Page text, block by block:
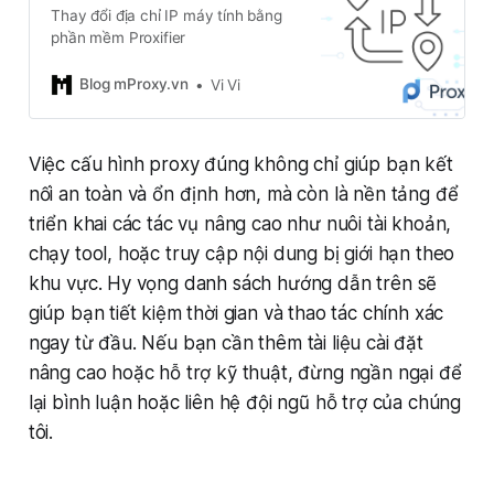
Thay đổi địa chỉ IP máy tính bằng
phần mềm Proxifier
Blog mProxy.vn Vi Vi
Việc cấu hình proxy đúng không chỉ giúp bạn kết
nối an toàn và ổn định hơn, mà còn là nền tảng để
triển khai các tác vụ nâng cao như nuôi tài khoản,
chạy tool, hoặc truy cập nội dung bị giới hạn theo
khu vực. Hy vọng danh sách hướng dẫn trên sẽ
giúp bạn tiết kiệm thời gian và thao tác chính xác
ngay từ đầu. Nếu bạn cần thêm tài liệu cài đặt
nâng cao hoặc hỗ trợ kỹ thuật, đừng ngần ngại để
lại bình luận hoặc liên hệ đội ngũ hỗ trợ của chúng
tôi.